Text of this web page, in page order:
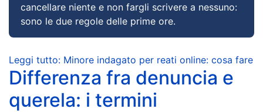
cancellare niente e non fargli scrivere a nessuno:
sono le due regole delle prime ore.
Leggi tutto: Minore indagato per reati online: cosa fare
Differenza fra denuncia e
querela: i termini